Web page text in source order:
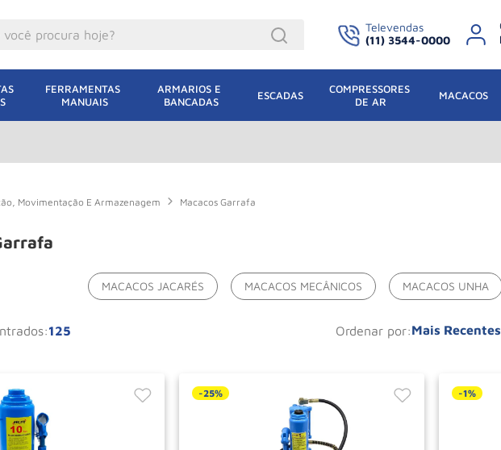
Televendas
(11) 3544-0000
FERRAMENTAS
MANUAIS
ARMARIOS E
BANCADAS
ESCADAS
COMPRESSORES
DE AR
MACACOS
Movimentação E Armazenagem Macacos Garrafa
MACACOS JACARÉS MACACOS MECÂNICOS MACACOS UNHA
125 ordenar por Mais Recentes
-25% -1%
Jacare